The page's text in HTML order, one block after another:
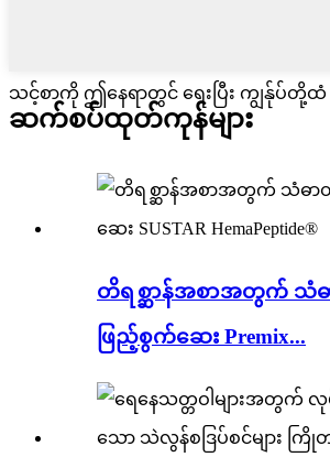
သင့်စာကို ဤနေရာတွင် ရေးပြီး ကျွန်ုပ်တို့ထံ
ဆက်စပ်ထုတ်ကုန်များ
တိရစ္ဆာန်အစာအတွက် သံ
ဖြည့်စွက်ဆေး Premix...